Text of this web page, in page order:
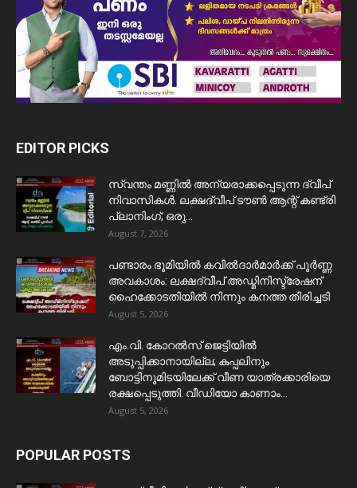
EDITOR PICKS
സ്വന്തം മണ്ണിൽ അന്യരാക്കപ്പെടുന്ന ദ്വീപ്
നിവാസികൾ. ലക്ഷദ്വീപ് ടൗൺ ആന്റ് കണ്ട്രി
പ്ലാനിംഗ്; ഒരു...
August 7, 2026
പണ്ടാരം ഭൂമിയിൽ കവിൽദാർമാർക്ക് പൂർണ്ണ
അവകാശം: ലക്ഷദ്വീപ് അഡ്മിനിസ്ട്രേഷന്
ഹൈക്കോടതിയിൽ നിന്നും കനത്ത തിരിച്ചടി
August 5, 2026
​എം.വി. കോറൽസ് ജെട്ടിയിൽ
അടുപ്പിക്കാനായില്ല; കപ്പലിനും
ബോട്ടിനുമിടയിലേക്ക് വീണ യാത്രക്കാരിയെ
രക്ഷപ്പെടുത്തി. വീഡിയോ കാണാം...
August 5, 2026
POPULAR POSTS